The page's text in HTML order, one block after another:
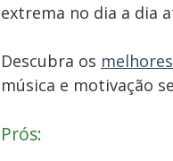
extrema no dia a dia
Descubra os
música e motivação
Prós: